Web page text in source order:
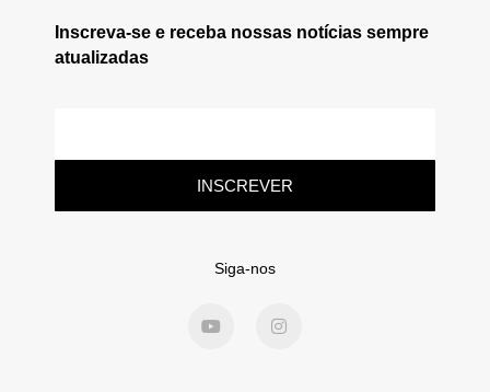
Inscreva-se e receba nossas notícias sempre
atualizadas
INSCREVER
Siga-nos